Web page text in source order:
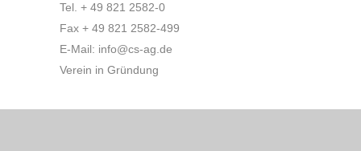
Tel. + 49 821 2582-0
Fax + 49 821 2582-499
E-Mail: info@cs-ag.de
Verein in Gründung